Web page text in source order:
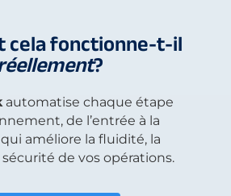
cela fonctionne-t-il
?
automatise chaque étape
de l’entrée à la
améliore la fluidité, la
de vos opérations.